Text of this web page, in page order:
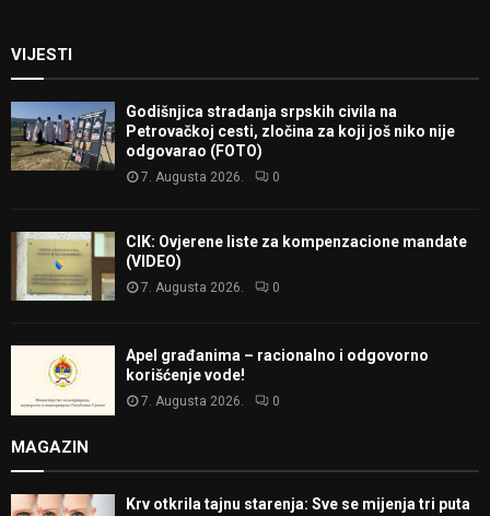
VIJESTI
Godišnjica stradanja srpskih civila na
Petrovačkoj cesti, zločina za koji još niko nije
odgovarao (FOTO)
7. Augusta 2026. 0
CIK: Ovjerene liste za kompenzacione mandate
(VIDEO)
7. Augusta 2026. 0
Apel građanima – racionalno i odgovorno
korišćenje vode!
7. Augusta 2026. 0
MAGAZIN
Krv otkrila tajnu starenja: Sve se mijenja tri puta